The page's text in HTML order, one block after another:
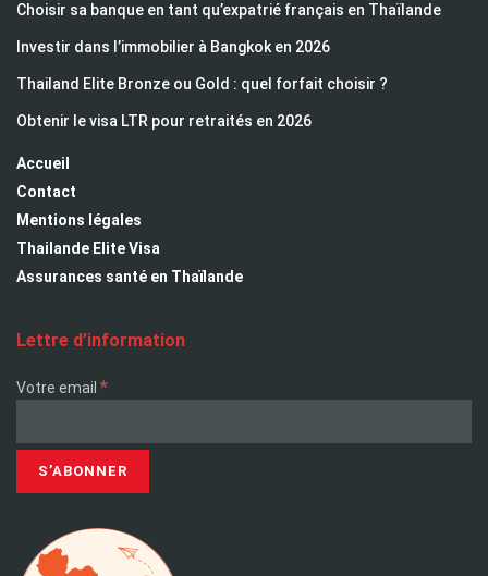
Choisir sa banque en tant qu’expatrié français en Thaïlande
Investir dans l’immobilier à Bangkok en 2026
Thailand Elite Bronze ou Gold : quel forfait choisir ?
Obtenir le visa LTR pour retraités en 2026
Accueil
Contact
Mentions légales
Thailande Elite Visa
Assurances santé en Thaïlande
Lettre d’information
Votre email *